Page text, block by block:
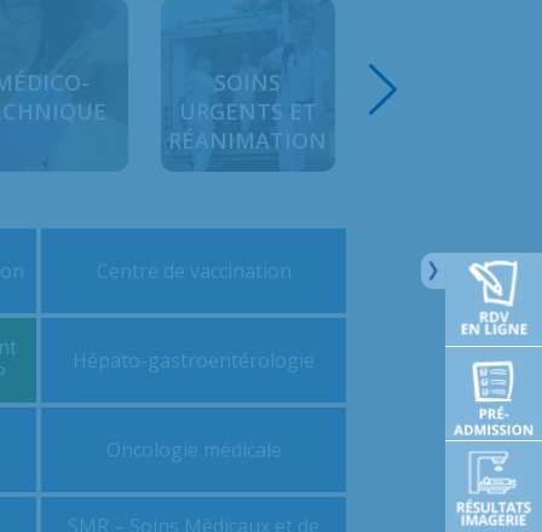
SOINS
URGENTS ET
RÉANIMATION
Centre de vaccination
Hépato-gastroentérologie
Oncologie médicale
SMR – Soins Médicaux et de